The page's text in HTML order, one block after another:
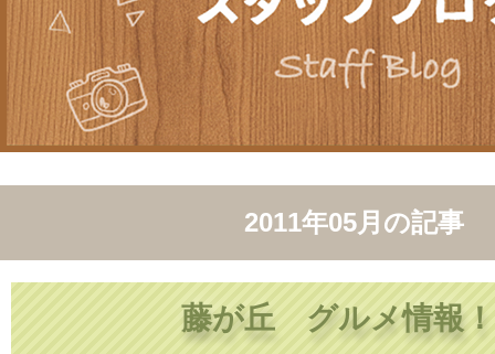
2011年05月 の記事
藤が丘 グルメ情報